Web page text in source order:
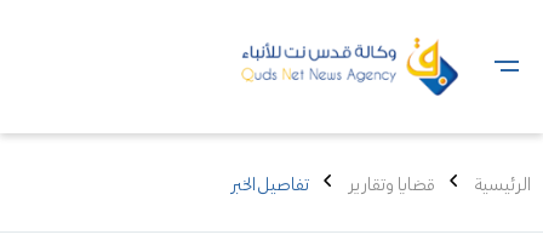
الرئيسية قضايا وتقارير تفاصيل الخبر